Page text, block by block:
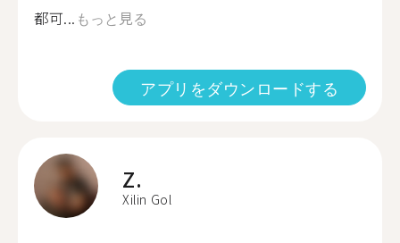
都可... もっと見る
アプリをダウンロードする
Z.
Xilin Gol